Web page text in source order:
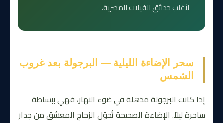
لأغلب حدائق الفيلات المصرية.
سحر الإضاءة الليلية — البرجولة بعد غروب
الشمس
إذا كانت البرجولة مذهلة في ضوء النهار، فهي ببساطة
ساحرة ليلاً. الإضاءة الصحيحة تُحوّل الزجاج المعشق من جدار